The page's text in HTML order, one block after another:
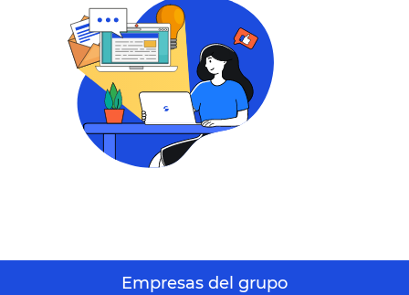
Empresas del grupo